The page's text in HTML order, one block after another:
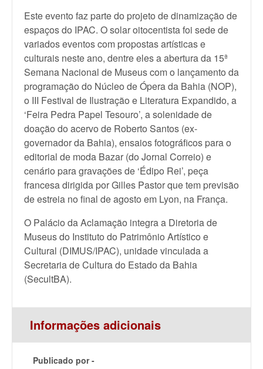
Este evento faz parte do projeto de dinamização de
espaços do IPAC. O solar oitocentista foi sede de
variados eventos com propostas artísticas e
culturais neste ano, dentre eles a abertura da 15ª
Semana Nacional de Museus com o lançamento da
programação do Núcleo de Ópera da Bahia (NOP),
o III Festival de Ilustração e Literatura Expandido, a
‘Feira Pedra Papel Tesouro’, a solenidade de
doação do acervo de Roberto Santos (ex-
governador da Bahia), ensaios fotográficos para o
editorial de moda Bazar (do Jornal Correio) e
cenário para gravações de ‘Édipo Rei’, peça
francesa dirigida por Gilles Pastor que tem previsão
de estreia no final de agosto em Lyon, na França.
O Palácio da Aclamação integra a Diretoria de
Museus do Instituto do Patrimônio Artístico e
Cultural (DIMUS/IPAC), unidade vinculada a
Secretaria de Cultura do Estado da Bahia
(SecultBA).
Informações adicionais
Publicado por -